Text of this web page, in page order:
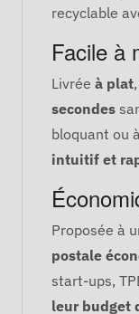
recyclable
Facile à
Livrée à plat
secondes
bloquant ou
intuitif et
Proposée à
postale
start-ups,
leur budget